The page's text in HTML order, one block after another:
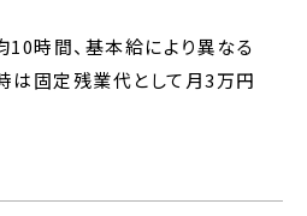
時間、基本給により異なる
は固定残業代として月3万円